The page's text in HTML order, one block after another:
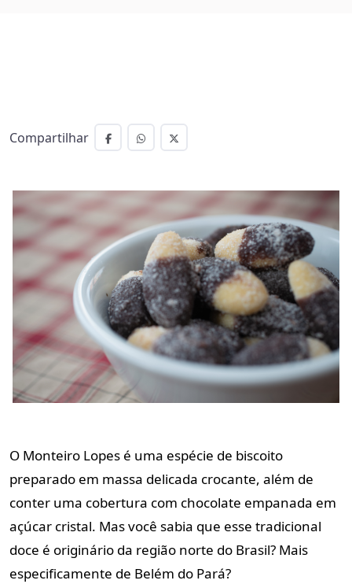
Compartilhar
O Monteiro Lopes é uma espécie de biscoito
preparado em massa delicada crocante, além de
conter uma cobertura com chocolate empanada em
açúcar cristal. Mas você sabia que esse tradicional
doce é originário da região norte do Brasil? Mais
especificamente de Belém do Pará?